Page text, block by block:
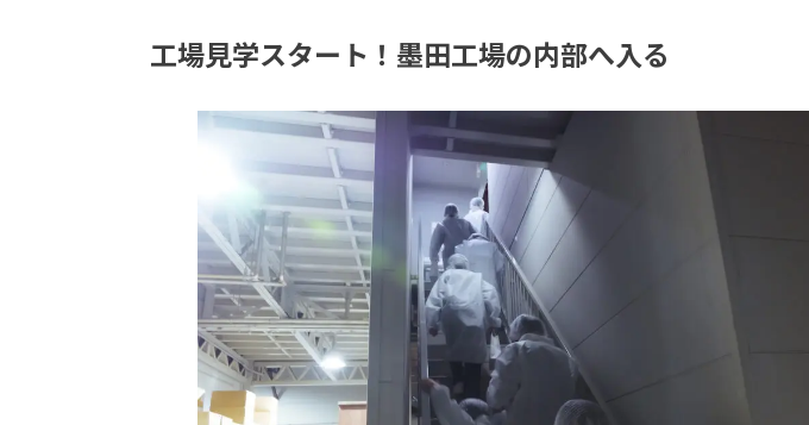
工場見学スタート！墨田工場の内部へ入る